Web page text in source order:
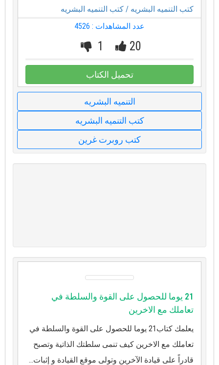
كتب التنميه البشريه / كتب التنميه البشريه
عدد المشاهدات : 4526
20
1
تحميل الكتاب
التنميه البشريه
كتب التنميه البشريه
كتب روبرت غرين
21 يوما للحصول على القوة والسلطة في
تعاملك مع الاخرين
يعلمك كتاب21 يوما للحصول على القوة والسلطة في
تعاملك مع الاخرين كيف تنمى سلطتك الذاتية وتصبح
قادراً على قيادة الآخرين وتولى موقع القيادة و إثبات...